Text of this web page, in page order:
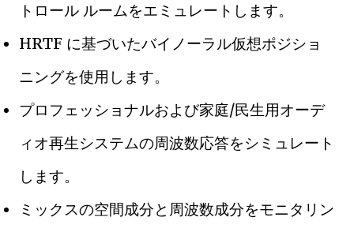
トロール ルームをエミュレートします。
HRTF に基づいたバイノーラル仮想ポジショ
ニングを使用します。
プロフェッショナルおよび家庭/民生用オーデ
ィオ再生システムの周波数応答をシミュレート
します。
ミックスの空間成分と周波数成分をモニタリン